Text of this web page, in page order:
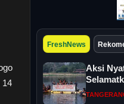
14
FreshNews
Aksi
Muara,